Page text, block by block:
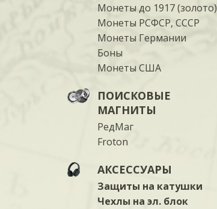
Монеты до 1917 (золото)
Монеты РСФСР, СССР
Монеты Германии
Боны
Монеты США
ПОИСКОВЫЕ
МАГНИТЫ
РедМаг
Froton
АКСЕССУАРЫ
Защиты на катушки
Чехлы на эл. блок